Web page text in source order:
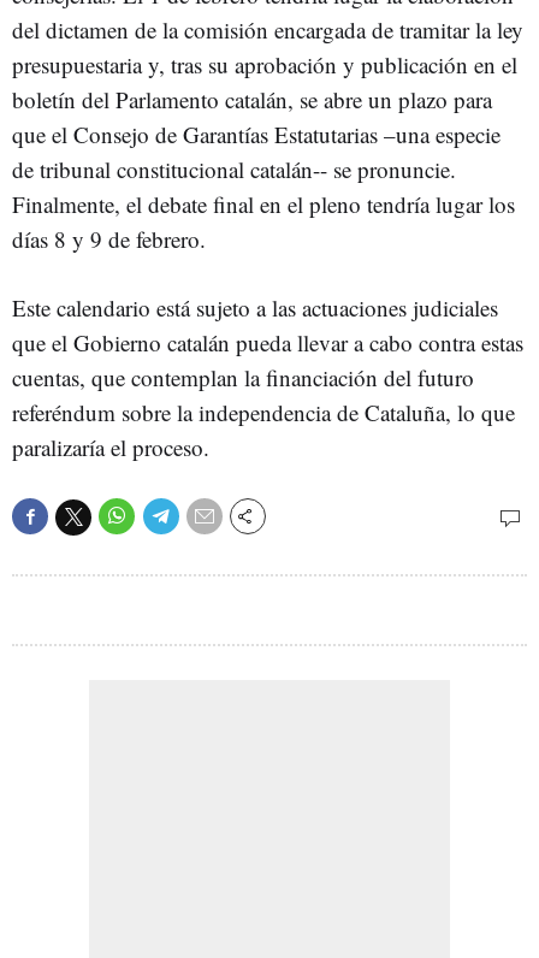
del dictamen de la comisión encargada de tramitar la ley
presupuestaria y, tras su aprobación y publicación en el
boletín del Parlamento catalán, se abre un plazo para
que el Consejo de Garantías Estatutarias –una especie
de tribunal constitucional catalán-- se pronuncie.
Finalmente, el debate final en el pleno tendría lugar los
días 8 y 9 de febrero.
Este calendario está sujeto a las actuaciones judiciales
que el Gobierno catalán pueda llevar a cabo contra estas
cuentas, que contemplan la financiación del futuro
referéndum sobre la independencia de Cataluña, lo que
paralizaría el proceso.